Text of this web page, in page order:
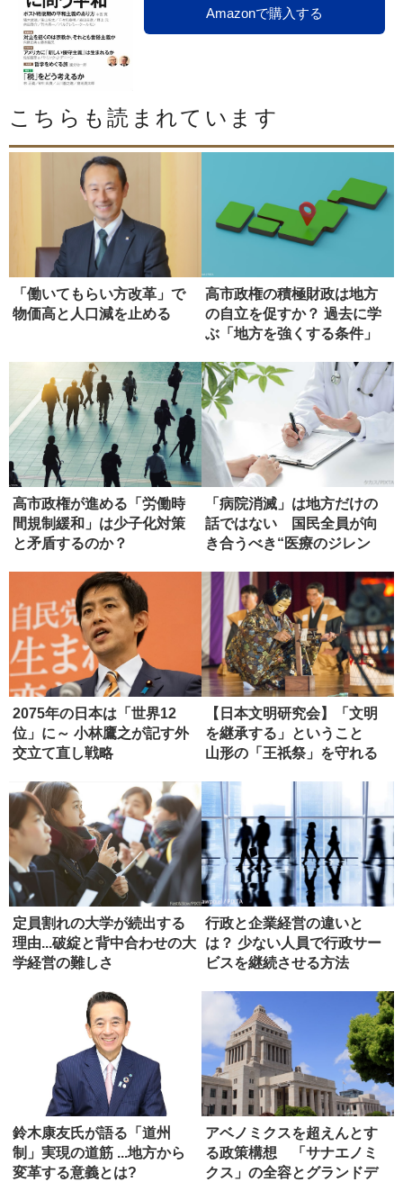
Amazonで購入する
こちらも読まれています
「働いてもらい方改革」で
物価高と人口減を止める
高市政権の積極財政は地方
の自立を促すか？ 過去に学
ぶ「地方を強くする条件」
高市政権が進める「労働時
間規制緩和」は少子化対策
と矛盾するのか？
「病院消滅」は地方だけの
話ではない 国民全員が向
き合うべき“医療のジレン
2075年の日本は「世界12
位」に～ 小林鷹之が記す外
交立て直し戦略
【日本文明研究会】「文明
を継承する」ということ
山形の「王祇祭」を守れる
定員割れの大学が続出する
理由...破綻と背中合わせの大
学経営の難しさ
行政と企業経営の違いと
は？ 少ない人員で行政サー
ビスを継続させる方法
鈴木康友氏が語る「道州
制」実現の道筋 ...地方から
変革する意義とは?
アベノミクスを超えんとす
る政策構想 「サナエノミ
クス」の全容とグランドデ